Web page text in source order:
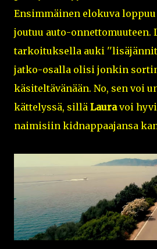
Ensimmäinen elokuva
joutuu auto-onnettomuuteen.
tarkoituksella auki
jatko-osalla olisi jonkin
käsiteltävänään. No, sen voi
kättelyssä, sillä Lauravoi
naimisiin kidnappaajansa